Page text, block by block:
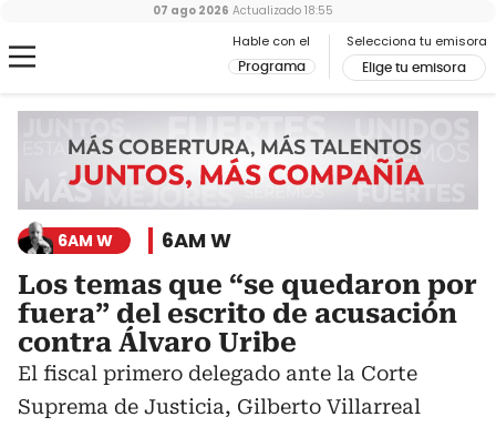
Hable con el
Programa
Selecciona tu emisora
Elige tu emisora
07 ago 2026 Actualizado 18:55
6AM W 6AM W
Los temas que “se quedaron por
fuera” del escrito de acusación
contra Álvaro Uribe
El fiscal primero delegado ante la Corte
Suprema de Justicia, Gilberto Villarreal